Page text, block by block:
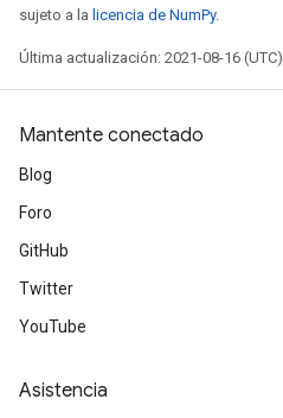
sujeto a la licencia de NumPy.
Última actualización: 2021-08-16 (UTC)
Mantente conectado
Blog
Foro
GitHub
Twitter
YouTube
Asistencia